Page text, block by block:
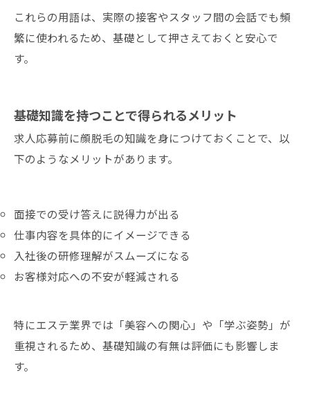
これらの用語は、実際の接客やスタッフ間の会話でも頻
繁に使われるため、基礎として押さえておくと安心で
す。
基礎知識を持つことで得られるメリット
求人応募前に顔脱毛の知識を身につけておくことで、以
下のようなメリットがあります。
面接での受け答えに説得力が出る
仕事内容を具体的にイメージできる
入社後の研修理解がスムーズになる
お客様対応への不安が軽減される
特にエステ業界では「美容への関心」や「学ぶ姿勢」が
重視されるため、基礎知識の有無は評価にも影響しま
す。